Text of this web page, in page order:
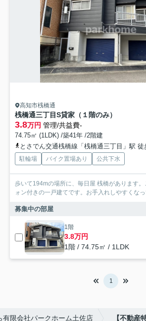
高知市桟橋通
桟橋通三丁目S貸家（１階のみ）
3.8万円 管理/共益費-
74.75㎡ (1LDK) /築41年 /2階建
とさでん交通桟橋線「桟橋通三丁目」駅 徒
駐輪場 バイク置場あり 公共下水
歩いて194mの場所に、毎日屋 桟橋があります
ォン付きの一戸建てです。お手入れしやすくな
募集中の部屋
1階
3.8万円
1階 / 74.75㎡ / 1LDK
1
有限会社パークホーム土佐店 【不動産